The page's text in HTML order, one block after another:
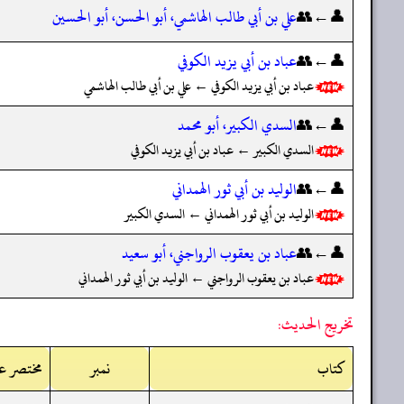
👤←👥علي بن أبي طالب الهاشمي، أبو الحسن، أبو الحسين
👤←👥عباد بن أبي يزيد الكوفي
عباد بن أبي يزيد الكوفي ← علي بن أبي طالب الهاشمي
👤←👥السدي الكبير، أبو محمد
السدي الكبير ← عباد بن أبي يزيد الكوفي
👤←👥الوليد بن أبي ثور الهمداني
الوليد بن أبي ثور الهمداني ← السدي الكبير
👤←👥عباد بن يعقوب الرواجني، أبو سعيد
عباد بن يعقوب الرواجني ← الوليد بن أبي ثور الهمداني
تخريج الحديث:
کتاب
نمبر
مختصر